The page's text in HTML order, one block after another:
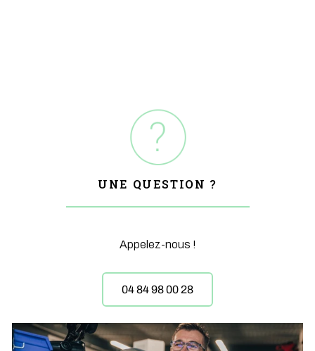
UNE QUESTION ?
Appelez-nous !
04 84 98 00 28